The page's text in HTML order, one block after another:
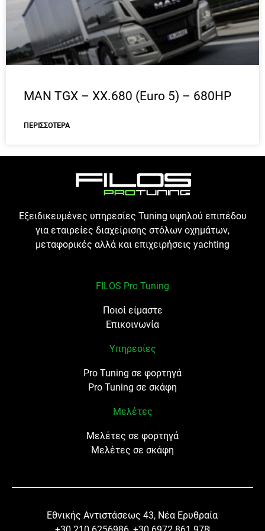
MAN TGX – XX.680 (Euro 5) – 680HP
ΠΕΡΙΣΣΌΤΕΡΑ
Εξειδικευμένες υπηρεσίες Tuning υψηλού επιπέδου
για εταιρείες διαχείρισης στόλων οχημάτων,
μεταφορικές αλλά και επιχειρήσεις yachting
FILOS Pro Tuning
Ποιοί είμαστε
Επικοινωνία
Υπηρεσίες
Pro Tuning σε φορτηγά
Pro Tuning σε σκάφη
Μελέτες
Μελέτες σε φορτηγά
Μελέτες σε σκάφη
Εθνικής Αντιστάσεως 43, Νέα Ερυθραία